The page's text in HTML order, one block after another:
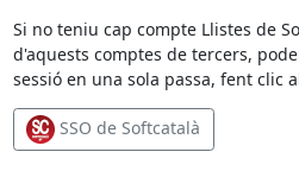
Si no teniu cap compte Llistes de
d'aquests comptes de tercers,
sessió en una sola passa, fent clic
SSO de Softcatalà